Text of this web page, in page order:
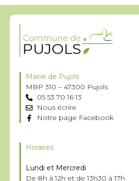
Mairie de Pujols
MBP 310 – 47300 Pujols
05 53 70 16 13
Nous écrire
Notre page Facebook
Horaires
Lundi et Mercredi
De 8h à 12h et de 13h30 à 17h